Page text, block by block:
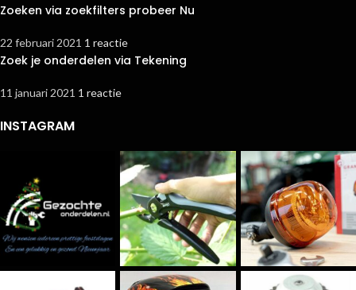
Zoeken via zoekfilters probeer Nu
22 februari 2021 1 reactie
Zoek je onderdelen via Tekening
11 januari 2021 1 reactie
INSTAGRAM